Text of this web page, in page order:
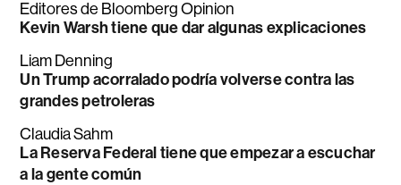
Editores de Bloomberg Opinion
Kevin Warsh tiene que dar algunas explicaciones
Liam Denning
Un Trump acorralado podría volverse contra las
grandes petroleras
Claudia Sahm
La Reserva Federal tiene que empezar a escuchar
a la gente común